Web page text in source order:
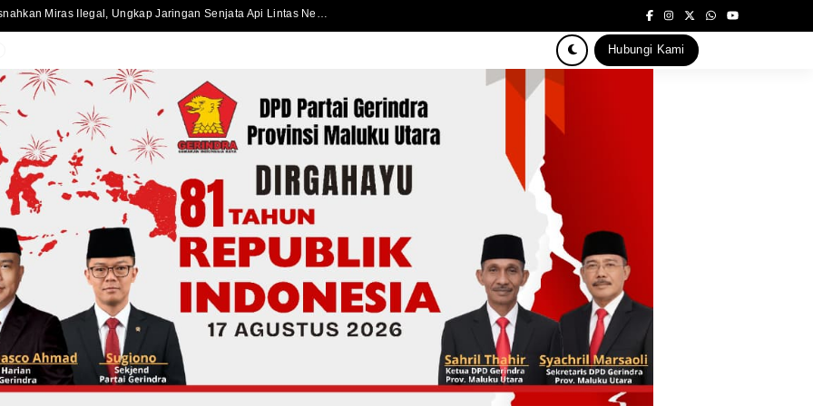
Satlantas Polres Halmahera Selatan Atur Lalu Lintas di SPBU Bacan, Arus Kendaraan Tetap Lancar
Hubungi Kami